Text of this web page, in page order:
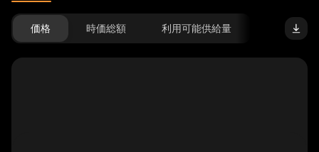
価格 時価総額 利用可能供給量